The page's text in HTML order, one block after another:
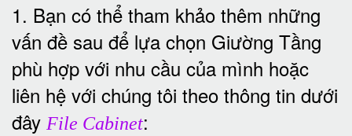
1. Bạn có thể tham khảo thêm những
vấn đề sau để lựa chọn Giường Tầng
phù hợp với nhu cầu của mình hoặc
liên hệ với chúng tôi theo thông tin dưới
đây File Cabinet: